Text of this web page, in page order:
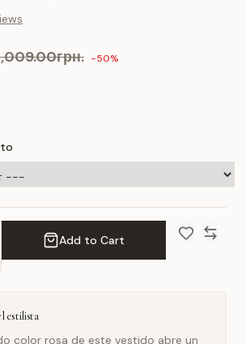
-50%
Add to Cart
estilista
color rosa de este vestido abre un